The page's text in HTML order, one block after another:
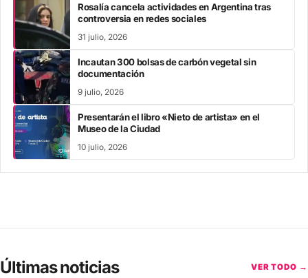
Rosalía cancela actividades en Argentina tras
controversia en redes sociales
31 julio, 2026
Incautan 300 bolsas de carbón vegetal sin
documentación
9 julio, 2026
Presentarán el libro «Nieto de artista» en el
Museo de la Ciudad
10 julio, 2026
Últimas noticias VER TODO →